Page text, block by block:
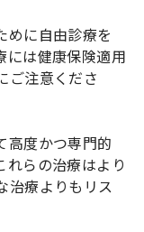
めに自由診療を
には健康保険適用
ご注意くださ
高度かつ専門的
れらの治療はより
治療よりもリス